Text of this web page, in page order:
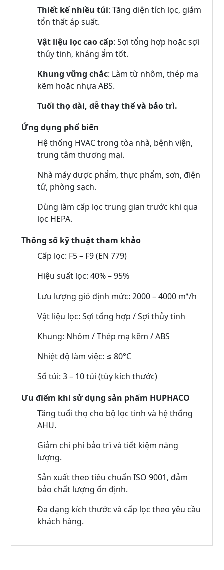
Thiết kế nhiều túi: Tăng diện tích lọc, giảm
tổn thất áp suất.
Vật liệu lọc cao cấp: Sợi tổng hợp hoặc sợi
thủy tinh, kháng ẩm tốt.
Khung vững chắc: Làm từ nhôm, thép mạ
kẽm hoặc nhựa ABS.
Tuổi thọ dài, dễ thay thế và bảo trì.
Ứng dụng phổ biến
Hệ thống HVAC trong tòa nhà, bệnh viện,
trung tâm thương mại.
Nhà máy dược phẩm, thực phẩm, sơn, điện
tử, phòng sạch.
Dùng làm cấp lọc trung gian trước khi qua
lọc HEPA.
Thông số kỹ thuật tham khảo
Cấp lọc: F5 – F9 (EN 779)
Hiệu suất lọc: 40% – 95%
Lưu lượng gió định mức: 2000 – 4000 m³/h
Vật liệu lọc: Sợi tổng hợp / Sợi thủy tinh
Khung: Nhôm / Thép mạ kẽm / ABS
Nhiệt độ làm việc: ≤ 80°C
Số túi: 3 – 10 túi (tùy kích thước)
Ưu điểm khi sử dụng sản phẩm HUPHACO
Tăng tuổi thọ cho bộ lọc tinh và hệ thống
AHU.
Giảm chi phí bảo trì và tiết kiệm năng
lượng.
Sản xuất theo tiêu chuẩn ISO 9001, đảm
bảo chất lượng ổn định.
Đa dạng kích thước và cấp lọc theo yêu cầu
khách hàng.